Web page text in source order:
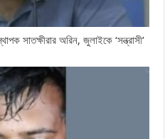
সাতক্ষীরার অরিন, জুলাইকে ‘সন্ত্রাসী’